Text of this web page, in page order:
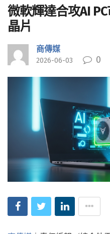
微軟輝達合攻AI
晶片
商傳媒
2026-06-03 0